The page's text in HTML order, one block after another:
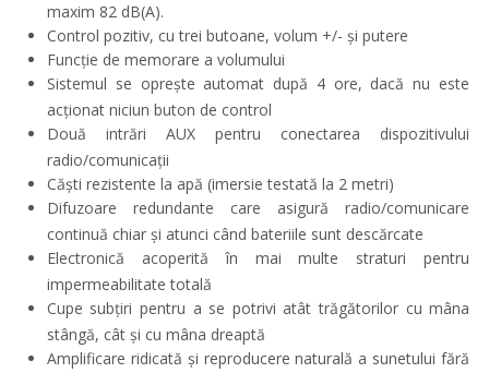
maxim 82 dB(A).
Control pozitiv, cu trei butoane, volum +/- și putere
Funcție de memorare a volumului
Sistemul se oprește automat după 4 ore, dacă nu este
acționat niciun buton de control
Două intrări AUX pentru conectarea dispozitivului
radio/comunicații
Căști rezistente la apă (imersie testată la 2 metri)
Difuzoare redundante care asigură radio/comunicare
continuă chiar și atunci când bateriile sunt descărcate
Electronică acoperită în mai multe straturi pentru
impermeabilitate totală
Cupe subțiri pentru a se potrivi atât trăgătorilor cu mâna
stângă, cât și cu mâna dreaptă
Amplificare ridicată și reproducere naturală a sunetului fără